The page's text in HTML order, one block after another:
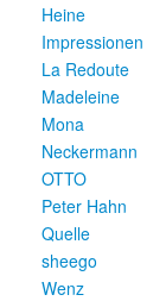
Heine
Impressionen
La Redoute
Madeleine
Mona
Neckermann
OTTO
Peter Hahn
Quelle
sheego
Wenz